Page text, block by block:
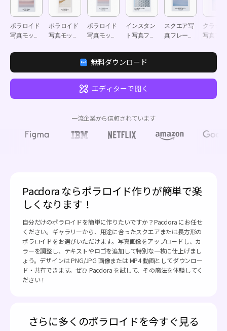
ポラロイド
写真モック
ポラロイド
写真モック
ポラロイド
写真モック
インスタン
ト写真フレ
アップ
スクエア写
真フレーム
プ
クラシ
写真フ
ップ
無料ダウンロード
エディターで開く
一流企業から信頼されています
Pacdora ならポラロイド作りが簡単で楽
しくなります！
自分だけのポラロイドを簡単に作りたいですか？Pacdora にお任せ
ください。ギャラリーから、用途に合ったスクエアまたは長方形の
ポラロイドをお選びいただけます。写真画像をアップロードし、カ
ラーを調整し、テキストやロゴを追加して特別な一枚に仕上げまし
ょう。デザインは PNG/JPG 画像または MP4 動画としてダウンロー
ド・共有できます。ぜひ Pacdora を試して、その魔法を体験してく
ださい！
さらに多くのポラロイドを今すぐ見る